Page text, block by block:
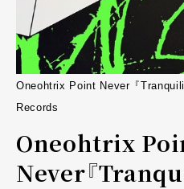
Oneohtrix Point Never『
Records
Oneohtrix
Never『